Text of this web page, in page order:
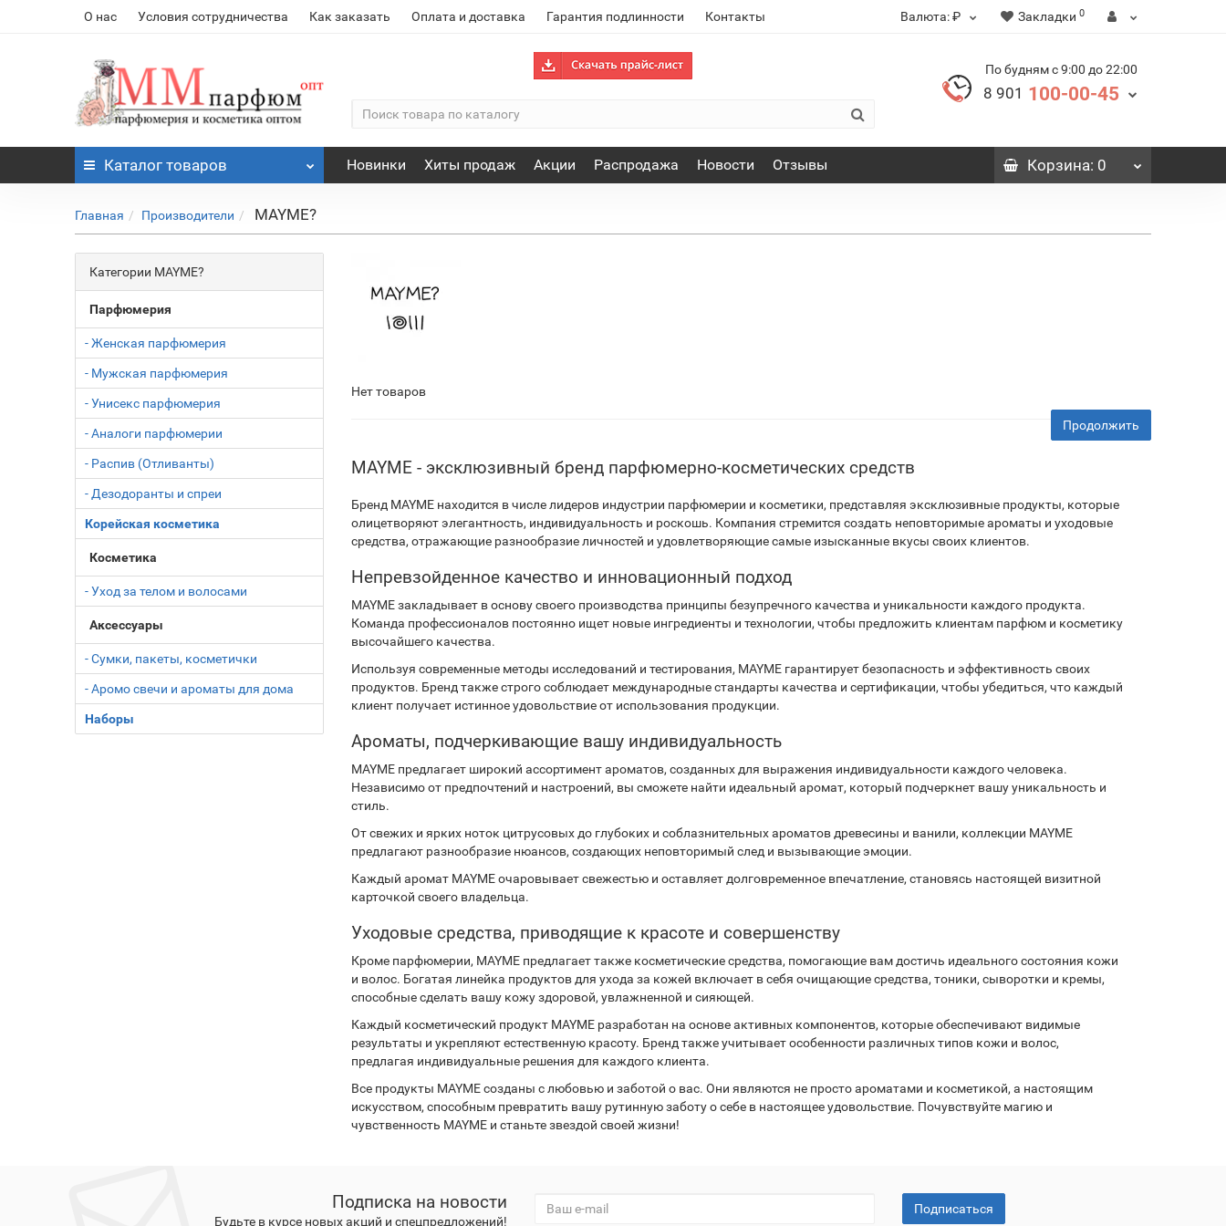
О нас Условия сотрудничества Как заказать Оплата и доставка Гарантия подлинности Контакты Валюта:₽ Закладки 0
По будням с 9:00 до 22:00
8 901 100-00-45
Каталог товаров Новинки Хиты продаж Акции Распродажа Новости Отзывы Корзина: 0
Главная Производители MAYME?
Категории MAYME?
Парфюмерия
- Женская парфюмерия
- Мужская парфюмерия
- Унисекс парфюмерия
- Аналоги парфюмерии
- Распив (Отливанты)
- Дезодоранты и спреи
Корейская косметика
Косметика
- Уход за телом и волосами
Аксессуары
- Сумки, пакеты, косметички
- Аромо свечи и ароматы для дома
Наборы
Нет товаров
Продолжить
MAYME - эксклюзивный бренд парфюмерно-косметических средств
Бренд MAYME находится в числе лидеров индустрии парфюмерии и косметики, представляя эксклюзивные продукты, которые
олицетворяют элегантность, индивидуальность и роскошь. Компания стремится создать неповторимые ароматы и уходовые
средства, отражающие разнообразие личностей и удовлетворяющие самые изысканные вкусы своих клиентов.
Непревзойденное качество и инновационный подход
MAYME закладывает в основу своего производства принципы безупречного качества и уникальности каждого продукта.
Команда профессионалов постоянно ищет новые ингредиенты и технологии, чтобы предложить клиентам парфюм и косметику
высочайшего качества.
Используя современные методы исследований и тестирования, MAYME гарантирует безопасность и эффективность своих
продуктов. Бренд также строго соблюдает международные стандарты качества и сертификации, чтобы убедиться, что каждый
клиент получает истинное удовольствие от использования продукции.
Ароматы, подчеркивающие вашу индивидуальность
MAYME предлагает широкий ассортимент ароматов, созданных для выражения индивидуальности каждого человека.
Независимо от предпочтений и настроений, вы сможете найти идеальный аромат, который подчеркнет вашу уникальность и
стиль.
От свежих и ярких ноток цитрусовых до глубоких и соблазнительных ароматов древесины и ванили, коллекции MAYME
предлагают разнообразие нюансов, создающих неповторимый след и вызывающие эмоции.
Каждый аромат MAYME очаровывает свежестью и оставляет долговременное впечатление, становясь настоящей визитной
карточкой своего владельца.
Уходовые средства, приводящие к красоте и совершенству
Кроме парфюмерии, MAYME предлагает также косметические средства, помогающие вам достичь идеального состояния кожи
и волос. Богатая линейка продуктов для ухода за кожей включает в себя очищающие средства, тоники, сыворотки и кремы,
способные сделать вашу кожу здоровой, увлажненной и сияющей.
Каждый косметический продукт MAYME разработан на основе активных компонентов, которые обеспечивают видимые
результаты и укрепляют естественную красоту. Бренд также учитывает особенности различных типов кожи и волос,
предлагая индивидуальные решения для каждого клиента.
Все продукты MAYME созданы с любовью и заботой о вас. Они являются не просто ароматами и косметикой, а настоящим
искусством, способным превратить вашу рутинную заботу о себе в настоящее удовольствие. Почувствуйте магию и
чувственность MAYME и станьте звездой своей жизни!
Подписка на новости
Будьте в курсе новых акций и спецпредложений!
Подписаться